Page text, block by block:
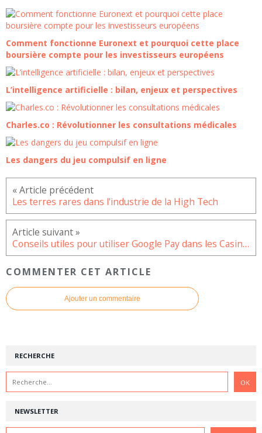
Comment fonctionne Euronext et pourquoi cette place
boursière compte pour les investisseurs européens
L’intelligence artificielle : bilan, enjeux et perspectives
Charles.co : Révolutionner les consultations médicales
Les dangers du jeu compulsif en ligne
Les terres rares dans l'industrie de la High Tech
Conseils utiles pour utiliser Google Pay dans les Casinos en ligne
COMMENTER CET ARTICLE
Ajouter un commentaire
NEWSLETTER
RECHERCHE